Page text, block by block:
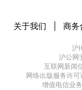
关于我们 商务
沪
沪公网
互联网新闻
网络出版服务许
增值电信业